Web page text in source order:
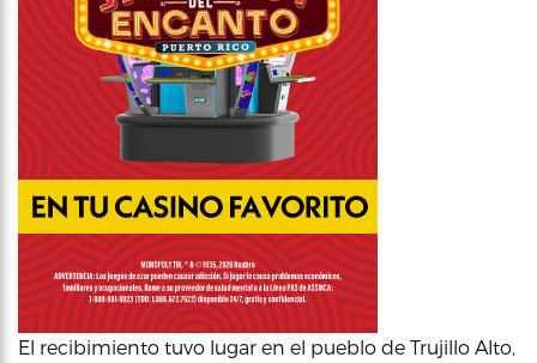
El recibimiento tuvo lugar en el pueblo de Trujillo Alto,